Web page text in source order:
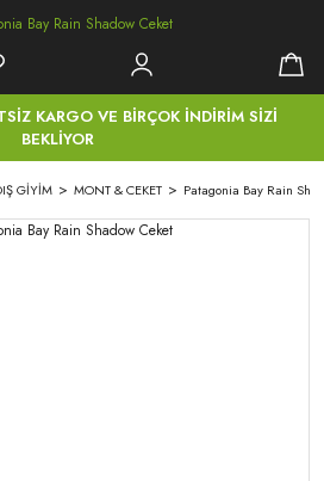
KARGO VE BİRÇOK İNDİRİM SİZİ
BEKLİYOR
GİYİM MONT & CEKET Patagonia Bay Rain